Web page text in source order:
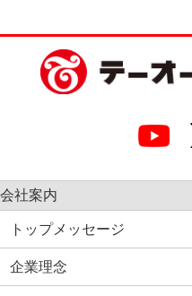
会社案内
トップメッセージ
企業理念